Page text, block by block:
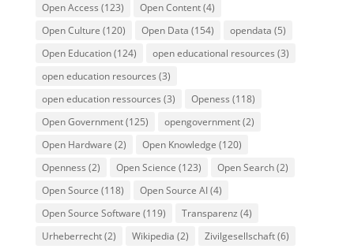
Open Access (123) Open Content(4)
Open Culture (120) Open Data (154) opendata (5)
Open Education(124) open educational resources (3)
open education resources (3)
open education ressources (3) Openess (118)
Open Government(125) opengovernment(2)
Open Hardware (2) Open Knowledge (120)
Openness (2) Open Science (123) Open Search(2)
Open Source (118) Open Source AI(4)
Open Source Software (119) Transparenz (4)
Urheberrecht(2) Wikipedia (2) Zivilgesellschaft(6)